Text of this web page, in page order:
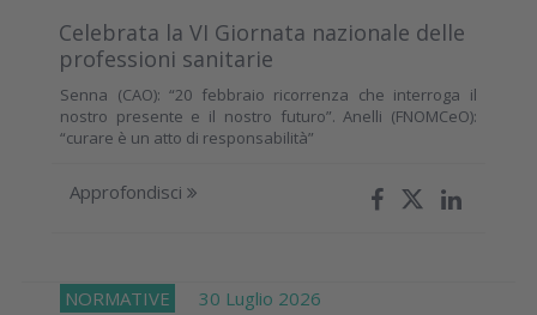
Celebrata la VI Giornata nazionale delle
professioni sanitarie
Senna (CAO): “20 febbraio ricorrenza che interroga il
nostro presente e il nostro futuro”. Anelli (FNOMCeO):
“curare è un atto di responsabilità”
Approfondisci
NORMATIVE 30 Luglio 2026